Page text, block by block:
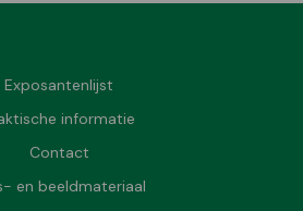
Exposantenlijst
informatie
Contact
en beeldmateriaal